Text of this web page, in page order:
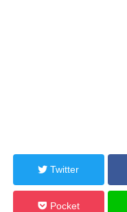
Twitter
Pocket